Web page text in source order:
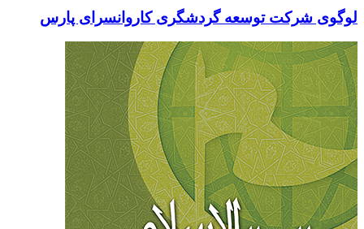
لوگوی شرکت توسعه گردشگری کاروانسرای پارس